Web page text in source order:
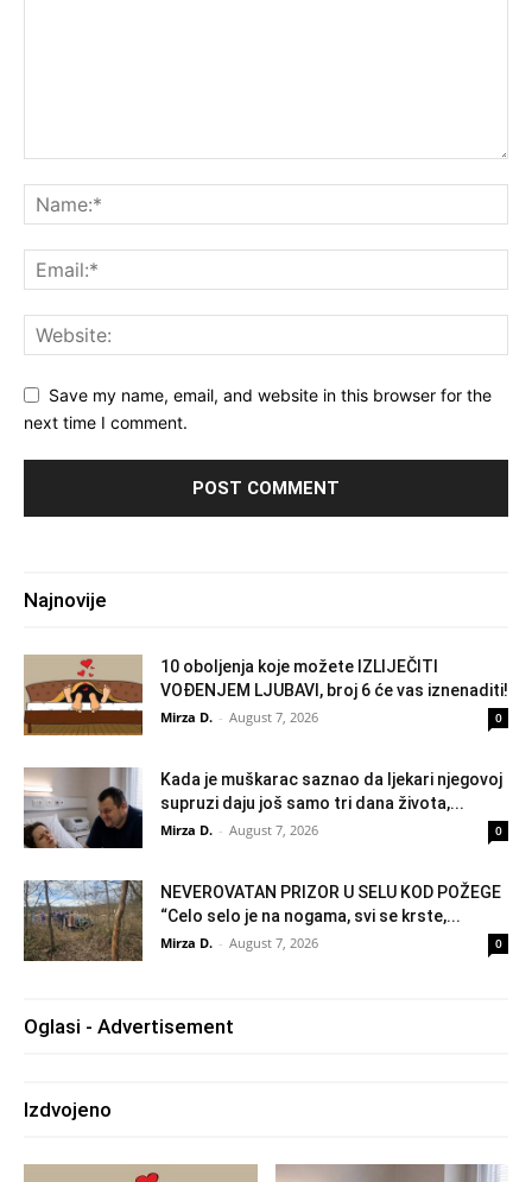
Save my name, email, and website in this browser for the
next time I comment.
Najnovije
10 oboljenja koje možete IZLIJEČITI
VOĐENJEM LJUBAVI, broj 6 će vas iznenaditi!
Mirza D. - August 7, 2026 0
Kada je muškarac saznao da ljekari njegovoj
supruzi daju još samo tri dana života,...
Mirza D. - August 7, 2026 0
NEVEROVATAN PRIZOR U SELU KOD POŽEGE
“Celo selo je na nogama, svi se krste,...
Mirza D. - August 7, 2026 0
Oglasi - Advertisement
Izdvojeno